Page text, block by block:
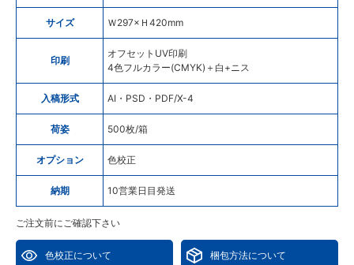
サイズ Ｗ297×Ｈ420mm
印刷
オフセットUV印刷
4色フルカラー(CMYK)＋白+ニス
入稿形式 AI・PSD・PDF/X-4
荷姿 500枚/箱
オプション 色校正
納期 10営業日目発送
ご注文前にご確認下さい
色校正について 梱包方法について